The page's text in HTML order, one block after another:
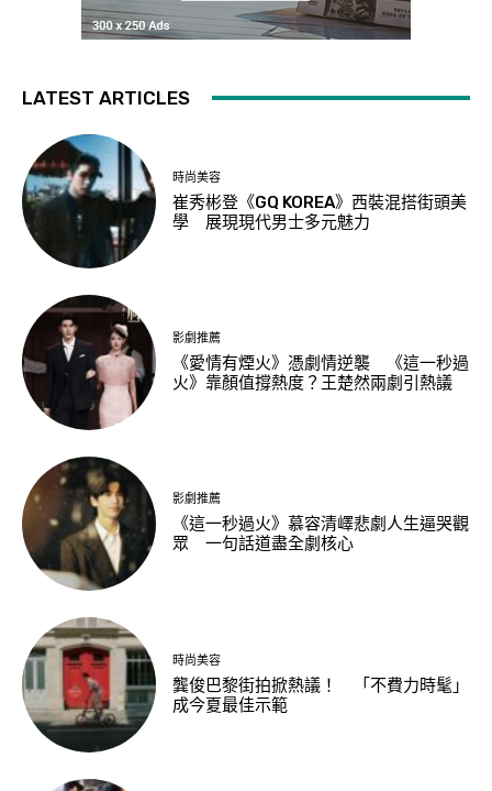
LATEST ARTICLES
時尚美容
崔秀彬登《GQ KOREA》西裝混搭街頭美
學 展現現代男士多元魅力
影劇推薦
《愛情有煙火》憑劇情逆襲 《這一秒過
火》靠顏值撐熱度？王楚然兩劇引熱議
影劇推薦
《這一秒過火》慕容清嶧悲劇人生逼哭觀
眾 一句話道盡全劇核心
時尚美容
龔俊巴黎街拍掀熱議！ 「不費力時髦」
成今夏最佳示範